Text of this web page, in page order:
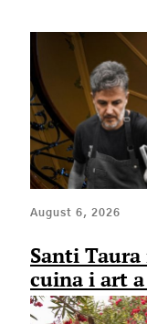
August 6, 2026
Santi
cuina i art